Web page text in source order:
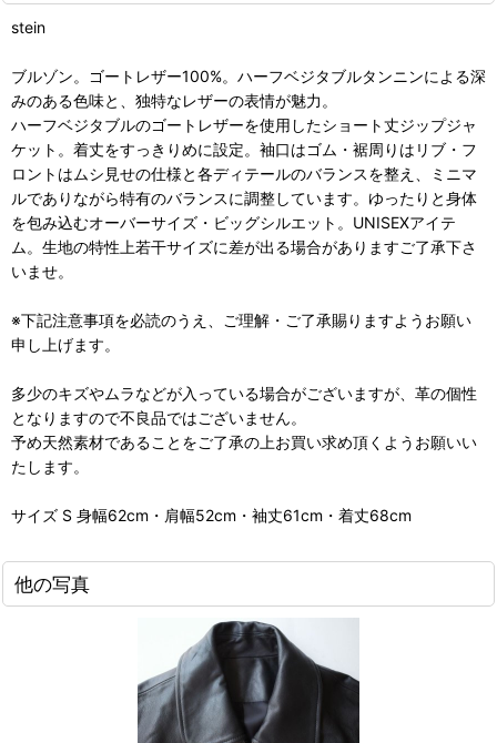
stein
ブルゾン。ゴートレザー100%。ハーフベジタブルタンニンによる深
みのある色味と、独特なレザーの表情が魅力。
ハーフベジタブルのゴートレザーを使用したショート丈ジップジャ
ケット。着丈をすっきりめに設定。袖口はゴム・裾周りはリブ・フ
ロントはムシ見せの仕様と各ディテールのバランスを整え、ミニマ
ルでありながら特有のバランスに調整しています。ゆったりと身体
を包み込むオーバーサイズ・ビッグシルエット。UNISEXアイテ
ム。生地の特性上若干サイズに差が出る場合がありますご了承下さ
いませ。
※下記注意事項を必読のうえ、ご理解・ご了承賜りますようお願い
申し上げます。
多少のキズやムラなどが入っている場合がございますが、革の個性
となりますので不良品ではございません。
予め天然素材であることをご了承の上お買い求め頂くようお願いい
たします。
サイズ S 身幅62cm・肩幅52cm・袖丈61cm・着丈68cm
他の写真